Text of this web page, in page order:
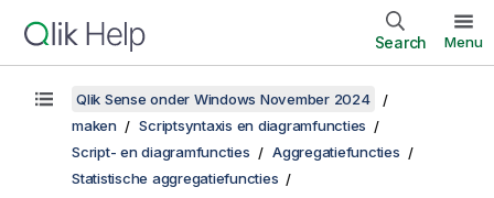
Search Menu
Qlik Sense onder Windows November 2024
maken
Scriptsyntaxis en diagramfuncties
Script- en diagramfuncties
Aggregatiefuncties
Statistische aggregatiefuncties